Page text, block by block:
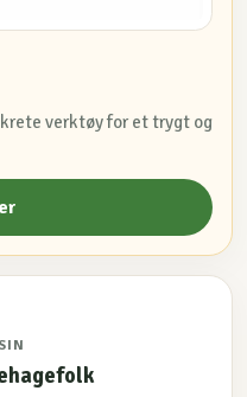
verktøy for et trygt og